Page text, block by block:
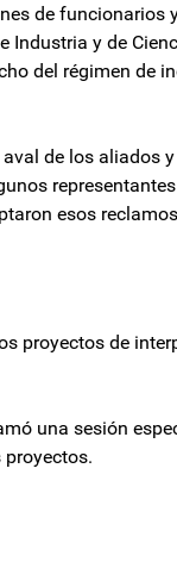
de funcionarios
y de
del régimen de
de los aliados
esos
proyectos de
una sesión
levantar la
de sueldo